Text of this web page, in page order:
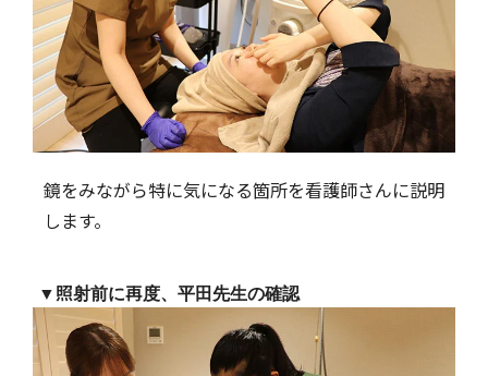
鏡をみながら特に気になる箇所を看護師さんに説明
します。
▼照射前に再度、平田先生の確認